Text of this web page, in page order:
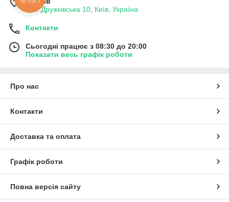
вул. Дружківська 10, Київ, Україна
Контакти
Сьогодні працює з 08:30 до 20:00
Показати весь графік роботи
Про нас
Контакти
Доставка та оплата
Графік роботи
Повна версія сайту